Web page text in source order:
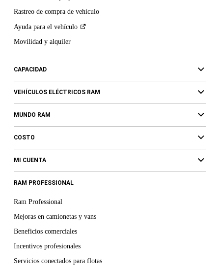
Rastreo de compra de vehículo
Ayuda para el vehículo
Movilidad y alquiler
CAPACIDAD
VEHÍCULOS ELÉCTRICOS RAM
MUNDO RAM
COSTO
MI CUENTA
RAM PROFESSIONAL
Ram Professional
Mejoras en camionetas y vans
Beneficios comerciales
Incentivos profesionales
Servicios conectados para flotas